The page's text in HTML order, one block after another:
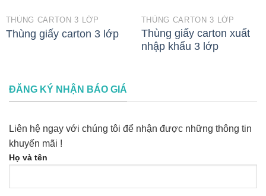
THÙNG CARTON 3 LỚP
Thùng giấy carton 3 lớp
THÙNG CARTON 3 LỚP
Thùng giấy carton xuất
nhập khẩu 3 lớp
ĐĂNG KÝ NHẬN BÁO GIÁ
Liên hệ ngay với chúng tôi để nhận được những thông tin
khuyến mãi !
Họ và tên